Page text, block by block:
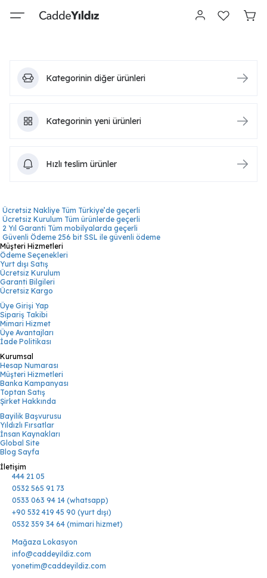
Kategorinin diğer ürünleri
Kategorinin yeni ürünleri
Hızlı teslim ürünler
Ücretsiz Nakliye Tüm Türkiye’de geçerli
Ücretsiz Kurulum Tüm ürünlerde geçerli
2 Yıl Garanti Tüm mobilyalarda geçerli
Güvenli Ödeme 256 bit SSL ile güvenli ödeme
Müşteri Hizmetleri
Ödeme Seçenekleri
Yurt dışı Satış
Ücretsiz Kurulum
Garanti Bilgileri
Ücretsiz Kargo
Üye Girişi Yap
Sipariş Takibi
Mimari Hizmet
Üye Avantajları
İade Politikası
Kurumsal
Hesap Numarası
Müşteri Hizmetleri
Banka Kampanyası
Toptan Satış
Şirket Hakkında
Bayilik Başvurusu
Yıldızlı Fırsatlar
İnsan Kaynakları
Global Site
Blog Sayfa
İletişim
444 21 05
0532 565 91 73
0533 063 94 14 (whatsapp)
+90 532 419 45 90 (yurt dışı)
0532 359 34 64 (mimari hizmet)
Mağaza Lokasyon
info@caddeyildiz.com
yonetim@caddeyildiz.com